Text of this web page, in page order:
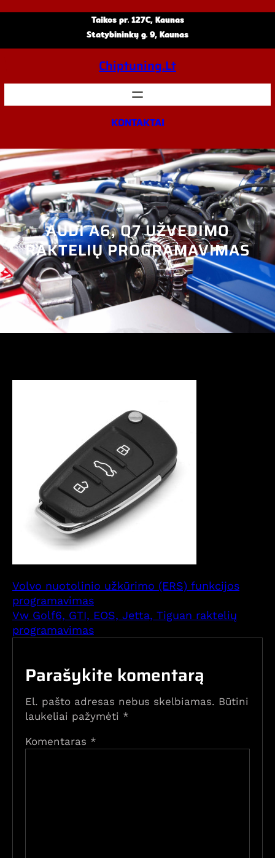
Taikos pr. 127C, Kaunas
Statybininkų g. 9, Kaunas
Chiptuning.lt
KONTAKTAI
AUDI A6, Q7 UŽVEDIMO
RAKTELIŲ PROGRAMAVIMAS
Volvo nuotolinio užkūrimo (ERS) funkcijos
programavimas
Vw Golf6, GTI, EOS, Jetta, Tiguan raktelių
programavimas
Parašykite komentarą
El. pašto adresas nebus skelbiamas. Būtini
laukeliai pažymėti *
Komentaras *